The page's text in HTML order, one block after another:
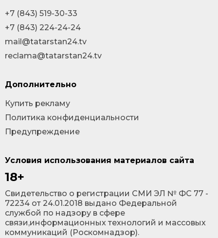
Условия использования материалов сайта
18+
Cвидетельство о регистрации СМИ ЭЛ № ФС 77 -
72234 от 24.01.2018 выдано Федеральной
службой по надзору в сфере
связи,информационных технологий и массовых
коммуникаций (Роскомнадзор).
+7 (843) 519-30-33
+7 (843) 224-24-24
mail@tatarstan24.tv
reclama@tatarstan24.tv
Дополнительно
Купить рекламу
Политика конфиденциальности
Предупреждение